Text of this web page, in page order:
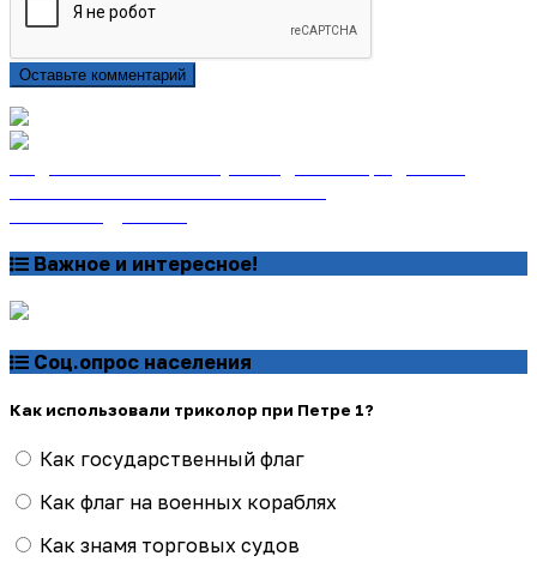
Оставьте комментарий
Важное и интересное!
Соц.опрос населения
Как использовали триколор при Петре 1?
Как государственный флаг
Как флаг на военных кораблях
Как знамя торговых судов